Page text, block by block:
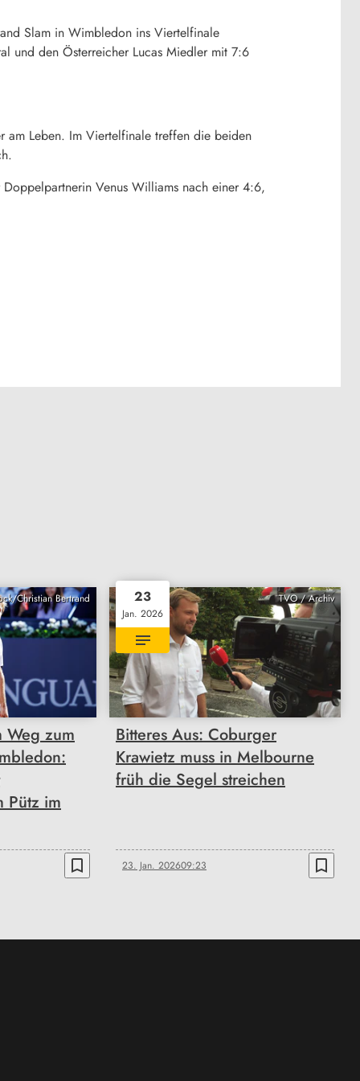
Slam in Wimbledon ins Viertelfinale
und den Österreicher Lucas Miedler mit 7:6
am Leben. Im Viertelfinale treffen die beiden
Venus Williams nach einer 4:6,
Christian Bertrand
Weg zum
Pütz im
bookmark_border
TVO / Archiv
23
Jan. 2026
Bitteres Aus: Coburger
Krawietz muss in Melbourne
früh die Segel streichen
23. Jan. 202609:23 bookmark_border